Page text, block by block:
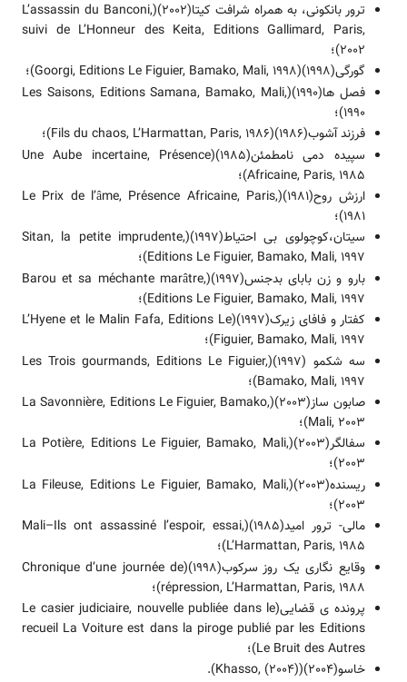
ترور بانکونی، به همراه شرافت کیتا(2002)(L’assassin du Banconi,
suivi de L’Honneur des Keita, Editions Gallimard, Paris,
2002)؛
گورگی(1998)(Goorgi, Editions Le Figuier, Bamako, Mali, 1998)؛
فصل ها(1990)(Les Saisons, Editions Samana, Bamako, Mali,
1990)؛
فرزند آشوب(1986)(Fils du chaos, L’Harmattan, Paris, 1986)؛
سپیده دمی نامطمئن(1985)(Une Aube incertaine, Présence
Africaine, Paris, 1985)؛
ارزش روح(1981)(Le Prix de l’âme, Présence Africaine, Paris,
1981)؛
سیتان،کوچولوی بی احتیاط(1997)(Sitan, la petite imprudente,
Editions Le Figuier, Bamako, Mali, 1997)؛
بارو و زن بابای بدجنس(1997)(Barou et sa méchante marâtre,
Editions Le Figuier, Bamako, Mali, 1997)؛
کفتار و فافای زیرک(1997)(L’Hyene et le Malin Fafa, Editions Le
Figuier, Bamako, Mali, 1997)؛
سه شکمو (1997)(Les Trois gourmands, Editions Le Figuier,
Bamako, Mali, 1997)؛
صابون ساز(2003)(La Savonnière, Editions Le Figuier, Bamako,
Mali, 2003)؛
سفالگر(2003)(La Potière, Editions Le Figuier, Bamako, Mali,
2003)؛
ریسنده(2003)(La Fileuse, Editions Le Figuier, Bamako, Mali,
2003)؛
مالی- ترور امید(1985)(Mali–Ils ont assassiné l’espoir, essai,
L’Harmattan, Paris, 1985)؛
وقایع نگاری یک روز سرکوب(1998)(Chronique d’une journée de
répression, L’Harmattan, Paris, 1988)؛
پرونده ی قضایی(Le casier judiciaire, nouvelle publiée dans le
recueil La Voiture est dans la piroge publié par les Editions
Le Bruit des Autres)؛
خاسو(2004)(Khasso, (2004)).